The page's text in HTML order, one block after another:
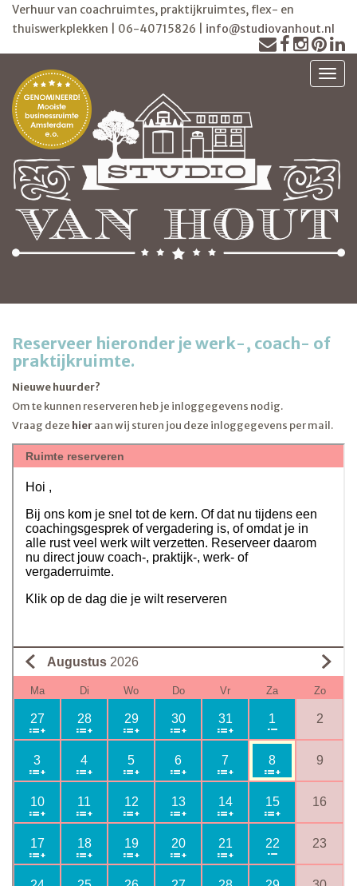
Verhuur van coachruimtes, praktijkruimtes, flex- en
thuiswerkplekken | 06-40715826 | info@studiovanhout.nl
Reserveer hieronder je werk-, coach- of
praktijkruimte.
Nieuwe huurder?
Om te kunnen reserveren heb je inloggegevens nodig.
Vraag deze hieraan wij sturen jou deze inloggegevens per mail.